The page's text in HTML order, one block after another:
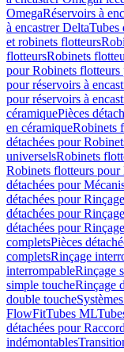
OmegaRéservoirs à
à encastrer DeltaTubes
et robinets flotteurs
flotteursRobinets
pour Robinets flotteurs
pour réservoirs à
pour réservoirs à
céramiquePièces
en céramiqueRobinets
détachées pour
universelsRobinets
Robinets flotteurs
détachées pour
détachées pour
détachées pour
détachées pour
completsPièces
completsRinçage
interrompableRinçage
simple toucheRinçage
double touche
FlowFitTubes ML
détachées pour
indémontables